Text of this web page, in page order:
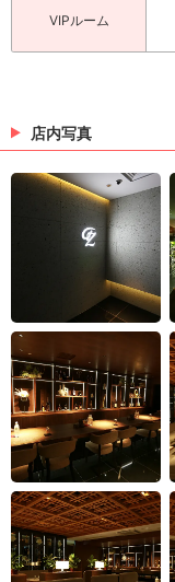
VIPルーム
店内写真